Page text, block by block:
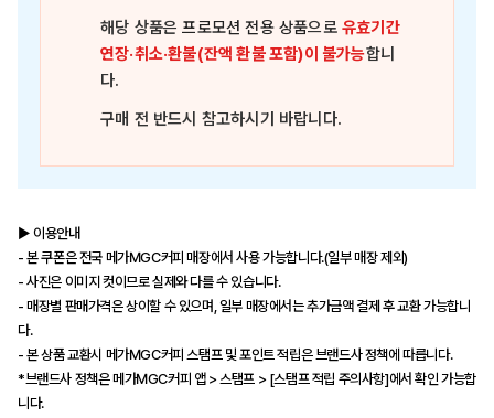
해당 상품은프로모션 전용 상품으로유효기간
연장·취소·환불(잔액 환불 포함)이 불가능합니
다.
구매 전 반드시 참고하시기 바랍니다.
▶ 이용안내
- 본 쿠폰은 전국 메가MGC커피 매장에서 사용 가능합니다.(일부 매장 제외)
- 사진은 이미지 컷이므로 실제와 다를 수 있습니다.
- 매장별 판매가격은 상이할 수 있으며, 일부 매장에서는 추가금액 결제 후 교환 가능합니
다.
- 본 상품 교환시 메가MGC커피 스탬프 및 포인트 적립은 브랜드사 정책에 따릅니다.
*브랜드사 정책은 메가MGC커피 앱 > 스탬프 > [스탬프 적립 주의사항]에서 확인 가능합
니다.